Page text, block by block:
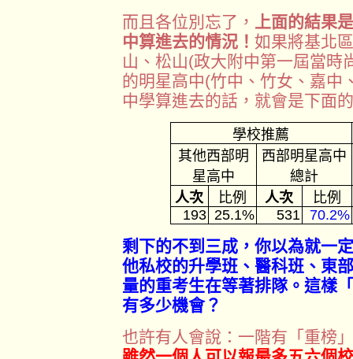
而且各位別忘了，
上面的結果
中算進去的情況！ 如果將基北
山、松山(政大附中第一屆當時
的明星高中(竹中、竹女、嘉中
中學算進去的話，就會是下面
學校推薦
其他西部明
星高中
西部明星高中
總計
人次
比例 人次
比例
193 25.1% 531 70.2%
剩下的不到三成，你以為就一
他私校的升學班、醫科班、東
量的重考生在等著排隊。這樣
有多少機會？
也許有人會說：一階有「重榜